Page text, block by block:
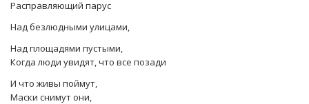
Расправляющий парус
Над безлюдными улицами,
Над площадями пустыми,
Когда люди увидят, что все позади
И что живы поймут,
Маски снимут они,